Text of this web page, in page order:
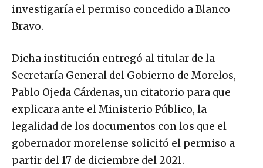
investigaría el permiso concedido a Blanco
Bravo.
Dicha institución entregó al titular de la
Secretaría General del Gobierno de Morelos,
Pablo Ojeda Cárdenas, un citatorio para que
explicara ante el Ministerio Público, la
legalidad de los documentos con los que el
gobernador morelense solicitó el permiso a
partir del 17 de diciembre del 2021.